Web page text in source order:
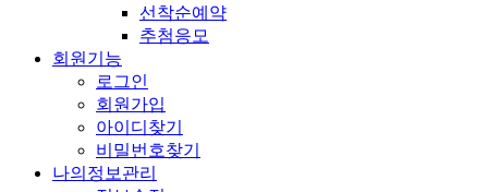
선착순예약
추첨응모
회원기능
로그인
회원가입
아이디찾기
비밀번호찾기
나의정보관리